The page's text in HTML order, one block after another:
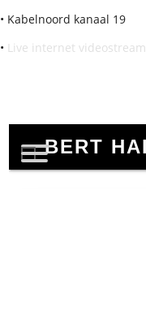
• Kabelnoord kanaal 19
• Live internet videostream